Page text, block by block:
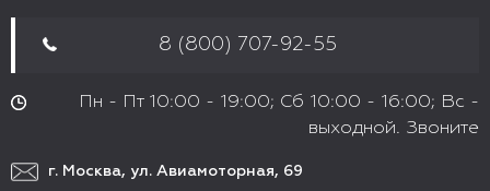
8 (800) 707-92-55
Пн - Пт 10:00 - 19:00; Сб 10:00 - 16:00; Вс -
выходной. Звоните
г. Москва, ул. Авиамоторная, 69